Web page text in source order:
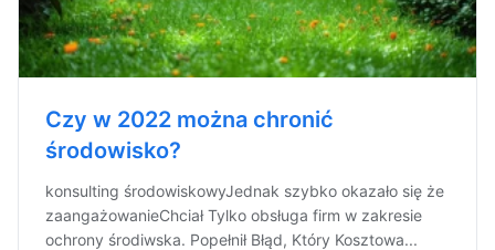
Czy w 2022 można chronić
środowisko?
konsulting środowiskowyJednak szybko okazało się że
zaangażowanieChciał Tylko obsługa firm w zakresie
ochrony środiwska. Popełnił Błąd, Który Kosztowa...